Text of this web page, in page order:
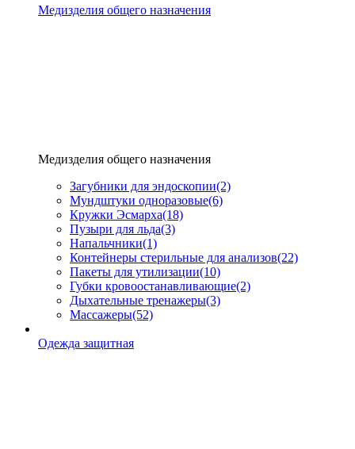
Медизделия общего назначения
Медизделия общего назначения
Загубники для эндоскопии(2)
Мундштуки одноразовые(6)
Кружки Эсмарха(18)
Пузыри для льда(3)
Напальчники(1)
Контейнеры стерильные для анализов(22)
Пакеты для утилизации(10)
Губки кровоостанавливающие(2)
Дыхательные тренажеры(3)
Массажеры(52)
Одежда защитная